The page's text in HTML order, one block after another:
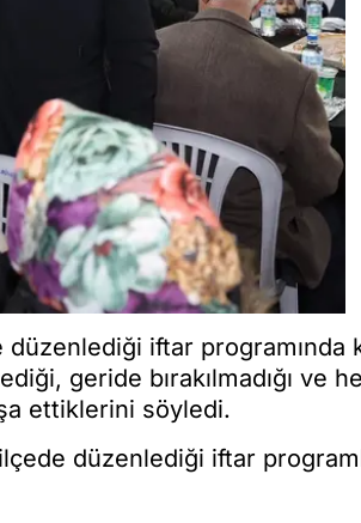
düzenlediği iftar programında
geride bırakılmadığı ve
ettiklerini söyledi.
düzenlediği iftar